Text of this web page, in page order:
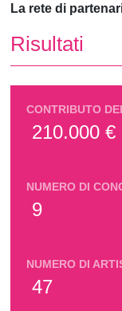
La rete di
Risultati
CONTRIBUTO
210.000 €
NUMERO DI
9
NUMERO DI
47